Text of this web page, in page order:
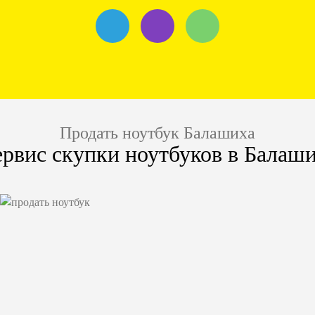
Продать ноутбук Балашиха
скупки ноутбуков в